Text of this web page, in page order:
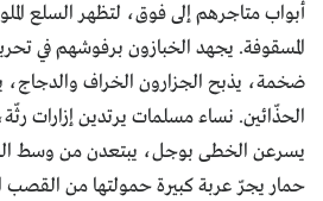
أبواب متاجرهم إلى فوق، لتظهر السلع
المسقوفة. يجهد الخبازون برفوشهم في
ضخمة، يذبح الجزارون الخراف والدجاج،
الحذّائين. نساء مسلمات يرتدين إزارات
يسرعن الخطى بوجل، يبتعدن من وسط
حمار يجرّ عربة كبيرة حمولتها من القصب